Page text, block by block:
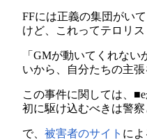
FFには正義の集団がい
けど、これってテロリ
「GMが動いてくれな
いから、自分たちの主
この事件に関しては、
初に駆け込むべきは警察
で、 被害者のサイト に